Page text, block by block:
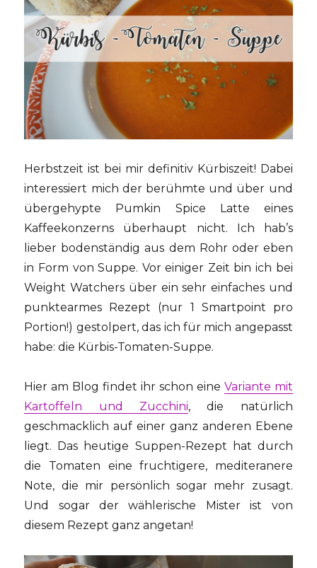
Herbstzeit ist bei mir definitiv Kürbiszeit! Dabei
interessiert mich der berühmte und über und
übergehypte Pumkin Spice Latte eines
Kaffeekonzerns überhaupt nicht. Ich hab’s
lieber bodenständig aus dem Rohr oder eben
in Form von Suppe. Vor einiger Zeit bin ich bei
Weight Watchers über ein sehr einfaches und
punktearmes Rezept (nur 1 Smartpoint pro
Portion!) gestolpert, das ich für mich angepasst
habe: die Kürbis-Tomaten-Suppe.
Hier am Blog findet ihr schon eine Variante mit
Kartoffeln und Zucchini, die natürlich
geschmacklich auf einer ganz anderen Ebene
liegt. Das heutige Suppen-Rezept hat durch
die Tomaten eine fruchtigere, mediteranere
Note, die mir persönlich sogar mehr zusagt.
Und sogar der wählerische Mister ist von
diesem Rezept ganz angetan!